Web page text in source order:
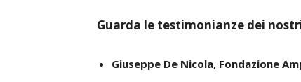
Guarda le testimonianze dei
Giuseppe De Nicola, Fondazione